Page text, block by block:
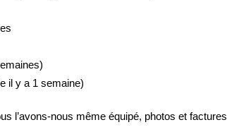
il y a 1 semaine)
l’avons-nous même équipé, photos et factures